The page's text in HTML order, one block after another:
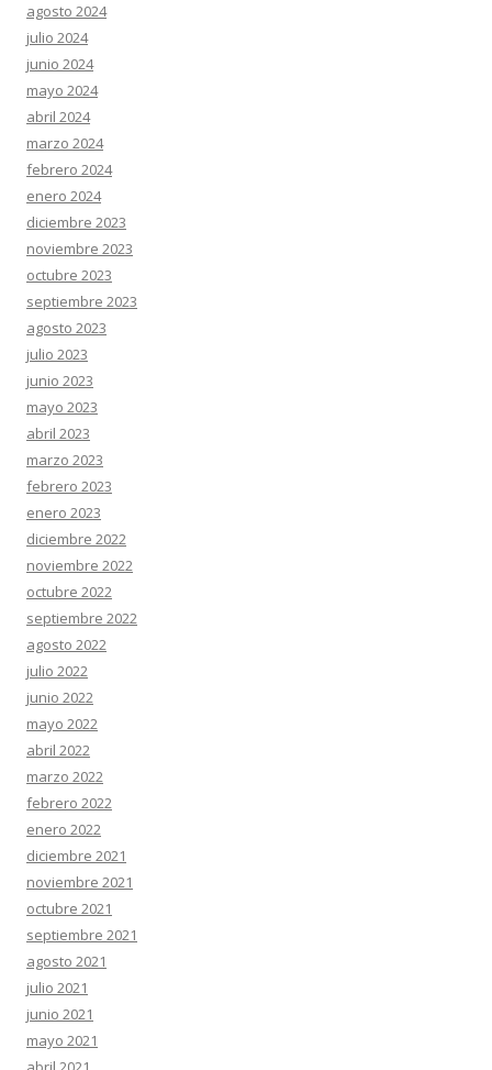
agosto 2024
julio 2024
junio 2024
mayo 2024
abril 2024
marzo 2024
febrero 2024
enero 2024
diciembre 2023
noviembre 2023
octubre 2023
septiembre 2023
agosto 2023
julio 2023
junio 2023
mayo 2023
abril 2023
marzo 2023
febrero 2023
enero 2023
diciembre 2022
noviembre 2022
octubre 2022
septiembre 2022
agosto 2022
julio 2022
junio 2022
mayo 2022
abril 2022
marzo 2022
febrero 2022
enero 2022
diciembre 2021
noviembre 2021
octubre 2021
septiembre 2021
agosto 2021
julio 2021
junio 2021
mayo 2021